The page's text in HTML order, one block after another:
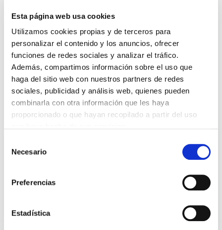
Esta página web usa cookies
Utilizamos cookies propias y de terceros para
personalizar el contenido y los anuncios, ofrecer
funciones de redes sociales y analizar el tráfico.
Además, compartimos información sobre el uso que
haga del sitio web con nuestros partners de redes
sociales, publicidad y análisis web, quienes pueden
combinarla con otra información que les haya
proporcionado o que hayan recopilado a partir del uso
Necesario
Preferencias
Estadística
DESTACADAS
SANIDAD CREA UN DIPLOMA OFICIAL PARA RECONOCER LA
06/08/2026
LA ALIANZA MÉDICA POR LA SALUD PLANETARIA SE ADHIERE
AL PACTO DE ESTADO FRENTE A LA EMERGENCIA CLIMÁTICA
03/08/2026
CARTA DEL PRESIDENTE DE MUTUAL MÉDICA SOBRE LA
REFORMA DE LAS MUTUALIDADES ALTERNATIVAS Y LA
22/07/2026